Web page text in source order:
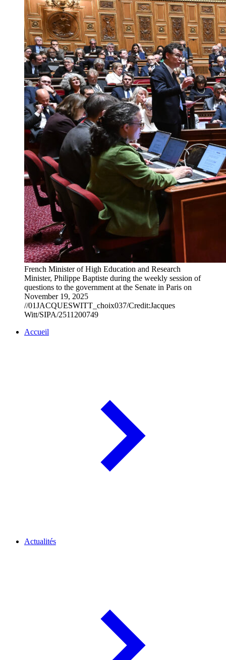
French Minister of High Education and Research
Minister, Philippe Baptiste during the weekly session of
questions to the government at the Senate in Paris on
November 19, 2025
//01JACQUESWITT_choix037/Credit:Jacques
Witt/SIPA/2511200749
Accueil
Actualités